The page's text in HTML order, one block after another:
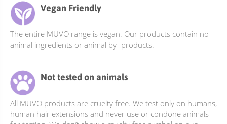
Vegan Friendly
The entire MUVO range is vegan. Our products contain no
animal ingredients or animal by- products.
Not tested on animals
All MUVO products are cruelty free. We test only on humans,
human hair extensions and never use or condone animals